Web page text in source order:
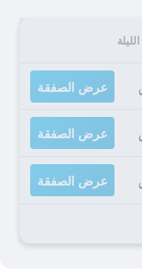
عرض الصفقة
عرض الصفقة
عرض الصفقة